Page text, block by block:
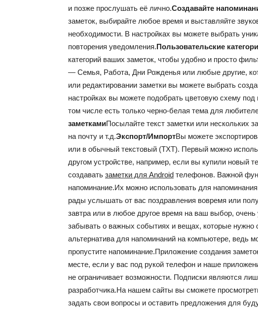
и позже прослушать её лично.Создавайте
заметок, выбирайте любое время и выставляйте
необходимости. В настройках вы можете выбрать
повторения уведомления.Пользовательские
категорий ваших заметок, чтобы удобно и просто
— Семья, Работа, Дни Рожденья или любые другие,
или редактировании заметки вы можете выбрать
настройках вы можете подобрать цветовую схему
том числе есть только черно-белая тема для
заметкамиПосылайте текст заметки или нескольких
на почту и т.д.Экспорт/ИмпортВы можете
или в обычный текстовый (TXT). Первый можно
другом устройстве, например, если вы купили новый
создавать заметки для Android телефонов. Важной
напоминание.Их можно использовать для
рады услышать от вас поздравления вовремя или
завтра или в любое другое время на ваш выбор,
забывать о важных событиях и вещах, которые нужно
альтернатива для напоминаний на компьютере, ведь
пропустите напоминание.Приложение создания
месте, если у вас под рукой телефон и наше
не ограничивает возможности. Подписки являются
разработчика.На нашем сайты вы сможете
задать свои вопросы и оставить предложения для